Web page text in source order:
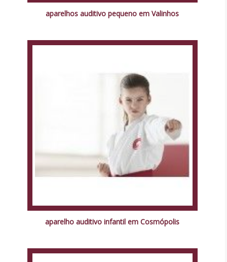
aparelhos auditivo pequeno em Valinhos
aparelho auditivo infantil em Cosmópolis